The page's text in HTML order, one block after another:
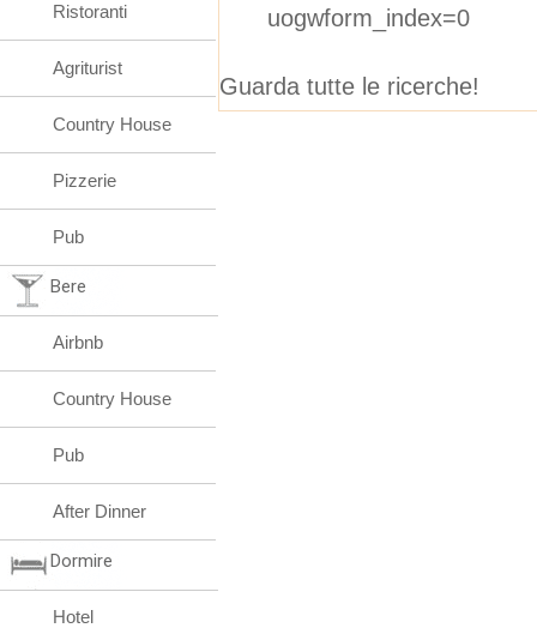
uogwform_index=0
Guarda tutte le ricerche!
Ristoranti
Agriturist
Country House
Pizzerie
Pub
Bere
Airbnb
Country House
Pub
After Dinner
Dormire
Hotel